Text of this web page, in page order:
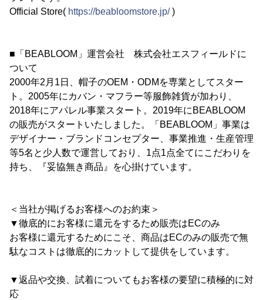
Official Store( https://beabloomstore.jp/)
■「BEABLOOM」運営会社 株式会社エスフィールドに
ついて
2000年2月1日、帽子のOEM・ODMを専業としてスター
ト。2005年にカバン・マフラー等服飾雑貨が加わり、
2018年にアパレル事業スタート。2019年にBEABLOOM
の販売がスタートいたしました。「BEABLOOM」事業は
デザイナー・ブランドコンセプター、事業推進・生産管理
等5名と少人数で運営しており、1点1点全てにこだわりを
持ち、『妥協無き商品』を心掛けています。
＜当社が掲げるお客様へのお約束＞
▼徹底的にお客様に還元をするため販売はECのみ
お客様に還元するためにこそ、商品はECのみの販売で無
駄なコストは徹底的にカットして提供をしています。
▼返品や交換、試着についてもお客様の要望に積極的に対
応